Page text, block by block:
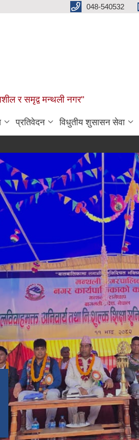
048-540532
र समृद्व मन्थली नगर"
प्रतिवेदन विधुतीय शुसासन सेवा